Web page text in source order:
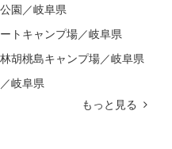
園／岐阜県
トキャンプ場／岐阜県
胡桃島キャンプ場／岐阜県
岐阜県
もっと見る